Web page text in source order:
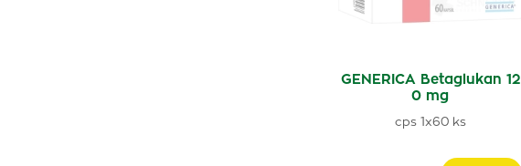
GENERICA Betaglukan 12
0 mg
cps 1x60 ks